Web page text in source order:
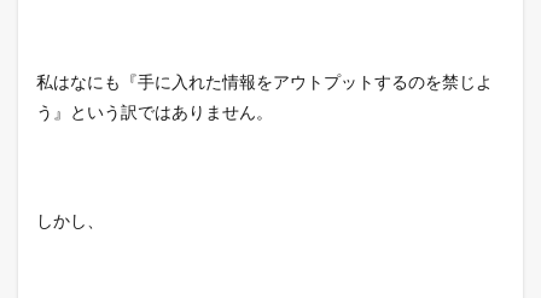
私はなにも『手に入れた情報をアウトプットするのを禁じよ
う』という訳ではありません。
しかし、